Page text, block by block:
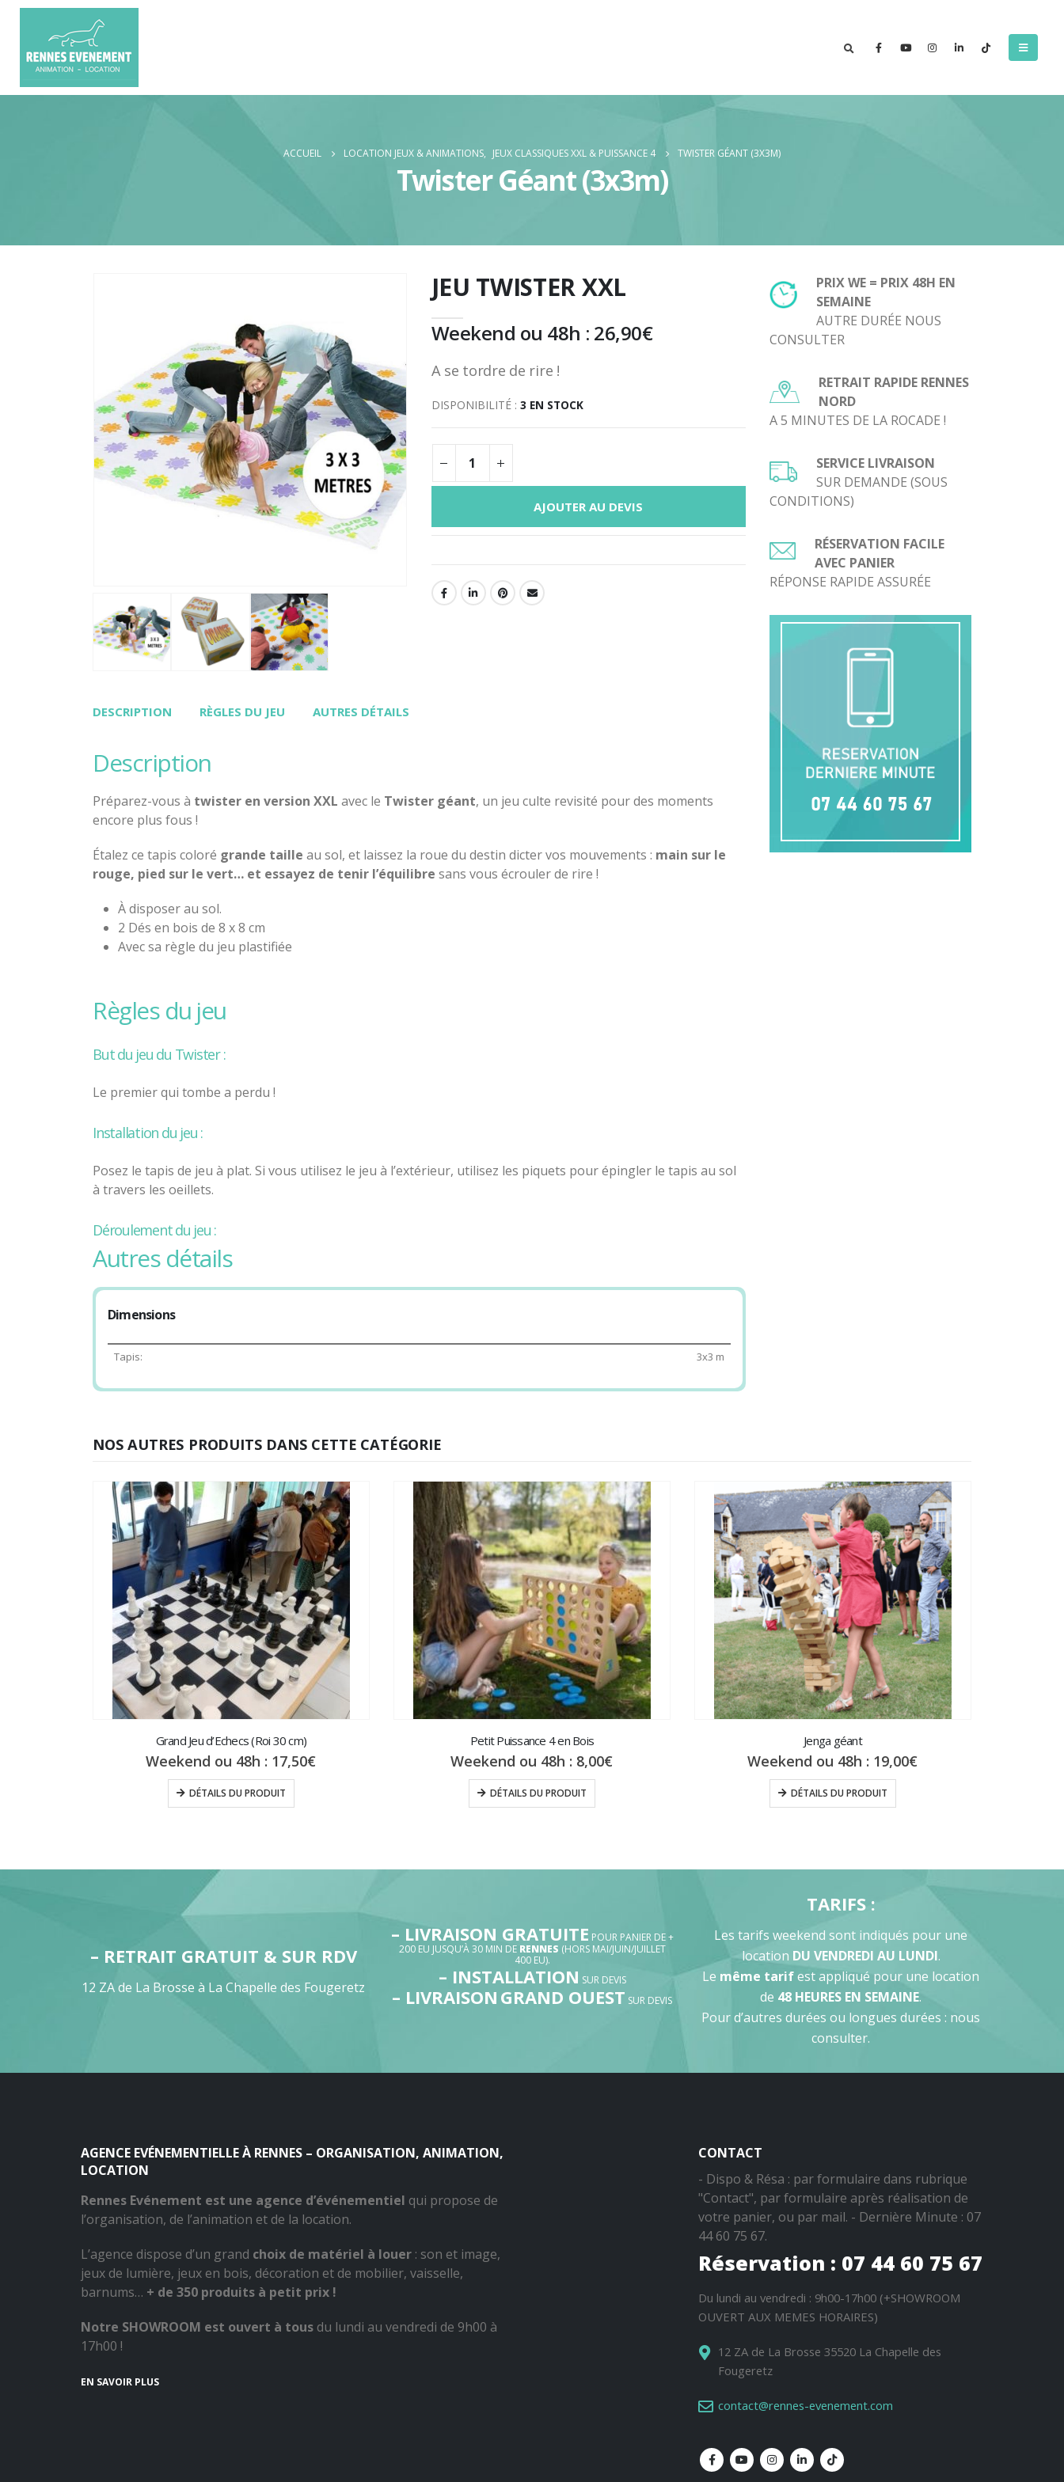
ACCUEIL LOCATION JEUX & ANIMATIONS, JEUX CLASSIQUES XXL & PUISSANCE 4 TWISTER GÉANT (3X3M)
Twister Géant (3x3m)
JEU TWISTER XXL
Weekend ou 48h : 26,90€
A se tordre de rire !
DISPONIBILITÉ : 3 EN STOCK
AJOUTER AU DEVIS
DESCRIPTION RÈGLES DU JEU AUTRES DÉTAILS
description
Préparez-vous à twister en version XXL avec le Twister géant, un jeu culte revisité pour des moments
encore plus fous !
Étalez ce tapis coloré grande taille au sol, et laissez la roue du destin dicter vos mouvements : main sur le
rouge, pied sur le vert… et essayez de tenir l’équilibre sans vous écrouler de rire !
À disposer au sol.
2 Dés en bois de 8 x 8 cm
Avec sa règle du jeu plastifiée
règles du jeu
But du jeu du Twister :
Le premier qui tombe a perdu !
Installation du jeu :
Posez le tapis de jeu à plat. Si vous utilisez le jeu à l’extérieur, utilisez les piquets pour épingler le tapis au sol
à travers les oeillets.
Déroulement du jeu :
Vous pouvez jouer seul ou en équipe. Désigner un arbitre. L’arbitre lancera les dés et décidera quand un
joueur est disqualifié.
Positionnez les joueurs du plateau. Les joueurs peuvent commencer
joueurs commencent avec un pied sur une couleur et l’autre pied sur une autre couleur. Si vous n’avez pas
beaucoup de joueurs, vous pouvez définir une aire de jeu réduite.
L’arbitre lance les deux dés et donne les résultats aux joueurs. «Arbitre» signifie l’arbitre choisit la couleur
Les joueurs déplacent alors la partie du corps désignée sur la bonne couleur.
Tout joueur qui tombe ou laisse une partie de son corps sauf sa main ou ses pieds toucher le tapis est
disqualifié et donc éliminédu jeu. L’arbitre a le dernier mot. La règle indiquant si deux personnes peuvent
occuper le même point de couleur est facultative. L’arbitre doit décider si cela est autorisé ou non.
Age minimum conseillé pour jouer au Twister :
6 ans.
Voici le PDF imprimable des règles du jeu :Règles du Twister Géant
autres détails
Dimensions
Tapis: 3x3 m
PRIX WE = PRIX 48H EN
SEMAINE
AUTRE DURÉE NOUS
CONSULTER
RETRAIT RAPIDE RENNES
NORD
A 5 MINUTES DE LA ROCADE !
SERVICE LIVRAISON
SUR DEMANDE (SOUS
CONDITIONS)
RÉSERVATION FACILE
AVEC PANIER
RÉPONSE RAPIDE ASSURÉE
NOS AUTRES PRODUITS DANS CETTE CATÉGORIE
Grand Jeu d’Echecs (Roi 30 cm)
Weekend ou 48h : 17,50€
DÉTAILS DU PRODUIT
Petit Puissance 4 en Bois
Weekend ou 48h : 8,00€
DÉTAILS DU PRODUIT
Jenga géant
Weekend ou 48h : 19,00€
DÉTAILS DU PRODUIT
– RETRAIT GRATUIT & SUR RDV
12 ZA de La Brosse à La Chapelle des Fougeretz
– LIVRAISON GRATUITE POUR PANIER DE +
200 EU JUSQU’À 30 MIN DE RENNES (HORS MAI/JUIN/JUILLET
400 EU).
– INSTALLATION SUR DEVIS
– LIVRAISON GRAND OUEST SUR DEVIS
TARIFS :
Les tarifs weekend sont indiqués pour une
location DU VENDREDI AU LUNDI.
Le même tarifest appliqué pour une location
de 48 HEURES EN SEMAINE.
Pour d’autres durées ou longues durées : nous
consulter.
AGENCE EVÉNEMENTIELLE À RENNES – ORGANISATION, ANIMATION,
LOCATION
Rennes Evénement est une agence d’événementiel qui propose de
l’organisation, de l’animation et de la location.
L’agence dispose d’un grand choix de matériel à louer : son et image,
jeux de lumière, jeux en bois, décoration et de mobilier, vaisselle,
barnums… + de 350 produits à petit prix !
Notre SHOWROOM est ouvert à tous du lundi au vendredi de 9h00 à
17h00 !
EN SAVOIR PLUS
CONTACT
- Dispo & Résa : par formulaire dans rubrique
"Contact", par formulaire après réalisation de
votre panier, ou par mail. - Dernière Minute : 07
44 60 75 67.
Réservation : 07 44 60 75 67
Du lundi au vendredi : 9h00-17h00 (+SHOWROOM
OUVERT AUX MEMES HORAIRES)
12 ZA de La Brosse 35520 La Chapelle des
Fougeretz
contact@rennes-evenement.com